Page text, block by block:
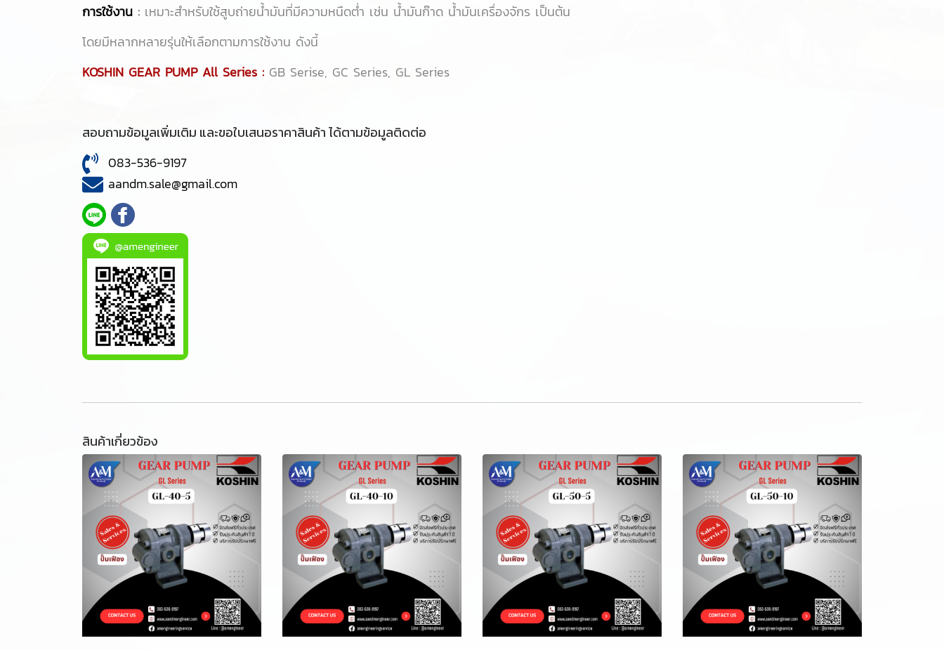
การใช้งาน : เหมาะสำหรับใช้สูบถ่ายน้ำมันที่มีความหนืดต่ำ เช่น น้ำมันก๊าด น้ำมันเครื่องจักร เป็นต้น
โดยมีหลากหลายรุ่นให้เลือกตามการใช้งาน ดังนี้
KOSHIN GEAR PUMP All Series : GB Serise, GC Series, GL Series
สอบถามข้อมูลเพิ่มเติม และขอใบเสนอราคาสินค้า ได้ตามข้อมูลติดต่อ
083-536-9197
aandm.sale@gmail.com
สินค้าเกี่ยวข้อง